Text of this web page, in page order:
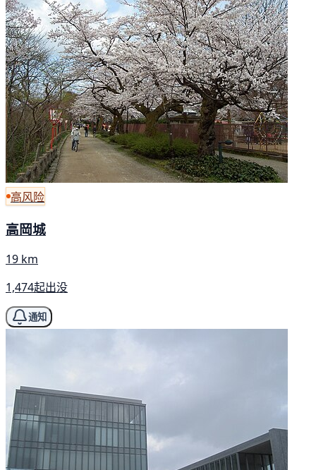
高风险
高岡城
19 km
1,474起出没
通知